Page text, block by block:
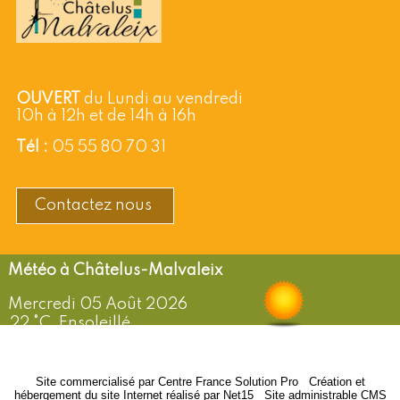
OUVERT
du Lundi au vendredi
10h à 12h et de 14h à 16h
Tél : 05 55 80 70 31
Contactez nous
Châtelus-Malvaleix
Mercredi 05 Août 2026
22 °C, Ensoleillé
Site commercialisé par Centre France Solution Pro- Création et
hébergement du site Internet réalisé par Net15- Site administrable CMS